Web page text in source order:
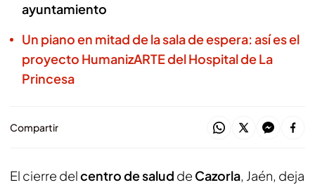
ayuntamiento
Un piano en mitad de la sala de espera: así es el
proyecto HumanizARTE del Hospital de La
Princesa
Compartir
El cierre delcentro de salud de Cazorla, Jaén, deja